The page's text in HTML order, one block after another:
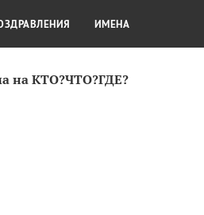
на КТО?ЧТО?ГДЕ?
КРАСОТА ИМЕНА